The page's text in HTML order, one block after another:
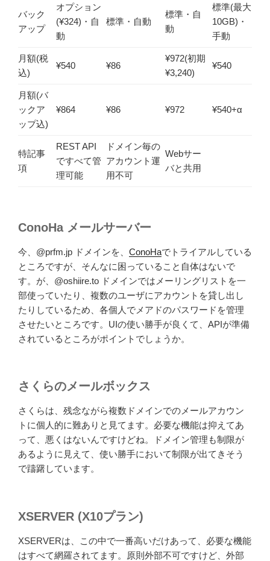
バック
アップ
オプション
(¥324)・自
動
標準・自動
標準・自
動
標準(最大
10GB)・
手動
月額(税
込)
¥540 ¥86
¥972(初期
¥3,240)
¥540
月額(バ
ックア
ップ込)
¥864 ¥86 ¥972 ¥540+α
特記事
項
REST API
ですべて管
理可能
ドメイン毎の
アカウント運
用不可
Webサー
バと共用
ConoHa メールサーバー
今、@prfm.jp ドメインを、 ConoHaでトライアルしている
ところですが、そんなに困っていること自体はないで
す。が、@oshiire.to ドメインではメーリングリストを一
部使っていたり、複数のユーザにアカウントを貸し出し
たりしているため、各個人でメアドのパスワードを管理
させたいところです。UIの使い勝手が良くて、APIが準備
されているところがポイントでしょうか。
さくらのメールボックス
さくらは、残念ながら複数ドメインでのメールアカウン
トに個人的に難ありと見てます。必要な機能は抑えてあ
って、悪くはないんですけどね。ドメイン管理も制限が
あるように見えて、使い勝手において制限が出てきそう
で躊躇しています。
XSERVER (X10プラン)
XSERVERは、この中で一番高いだけあって、必要な機能
はすべて網羅されてます。原則外部不可ですけど、外部